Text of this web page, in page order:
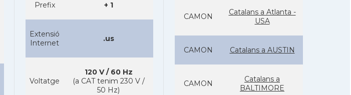
Prefix + 1
Extensió
Internet
.us
Voltatge
120 V / 60 Hz
(a CAT tenim 230 V /
50 Hz)
CAMON
Catalans a Atlanta -
USA
CAMON Catalans a AUSTIN
CAMON
Catalans a
BALTIMORE